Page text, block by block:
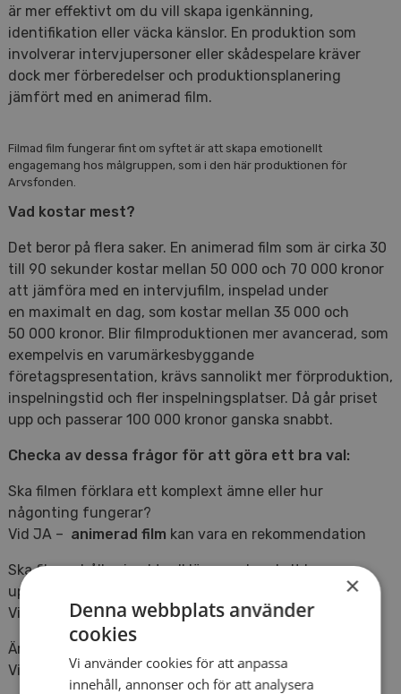
är mer effektivt om du vill skapa igenkänning,
identifikation eller väcka känslor. En produktion som
involverar intervjupersoner eller skådespelare kräver
dock mer förberedelser och produktionsplanering
jämfört med en animerad film.
Filmad film fungerar fint om syftet är att skapa emotionellt
engagemang hos målgruppen, som i den här produktionen för
Arvsfonden.
Vad kostar mest?
Det beror på flera saker. En animerad film som är cirka 30
till 90 sekunder kostar mellan 50 000 och 70 000 kronor
att jämföra med en intervjufilm, inspelad under
en maximalt en dag, som kostar mellan 35 000 och
50 000 kronor. Blir filmproduktionen mer avancerad, som
exempelvis en varumärkesbyggande
företagspresentation, krävs sannolikt mer förproduktion,
inspelningstid och fler inspelningsplatser. Då går priset
upp och passerar 100 000 kronor ganska snabbt.
Checka av dessa frågor för att göra ett bra val:
Ska filmen förklara ett komplext ämne eller hur
någonting fungerar?
Vid JA – animerad film kan vara en rekommendation
Ska filmen hålla sig aktuell länge och enkelt kunna
uppdateras?
Vid JA –
animerad filmkan vara en rekommendation
Är det svårt att filma det du vill visualisera?
Vid JA –
animerad filmkan vara en rekommendation
×
Denna webbplats använder
cookies
Vi använder cookies för att anpassa
innehåll, annonser och för att analysera